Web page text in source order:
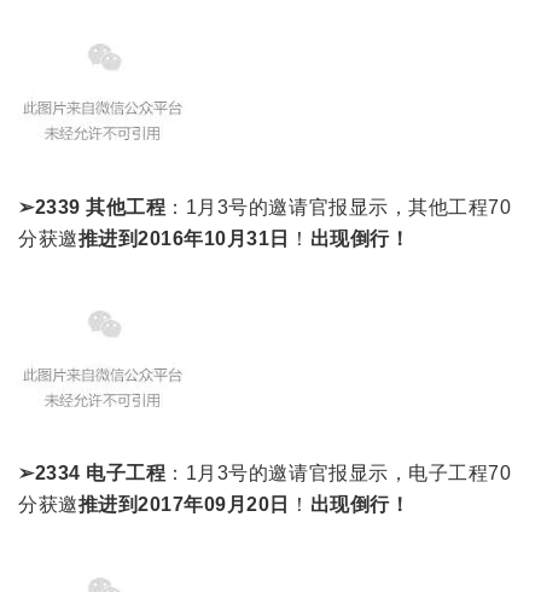
➢2339 其他工程 ：1月3号的邀请官报显示，其他工程70
分获邀推进到2016年10月31日 ！ 出现倒行！
➢2334 电子工程 ：1月3号的邀请官报显示，电子工程70
分获邀推进到2017年09月20日 ！ 出现倒行！